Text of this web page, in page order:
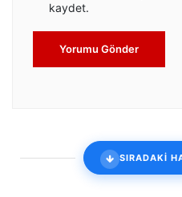
kaydet.
Yorumu Gönder
SIRADAKİ